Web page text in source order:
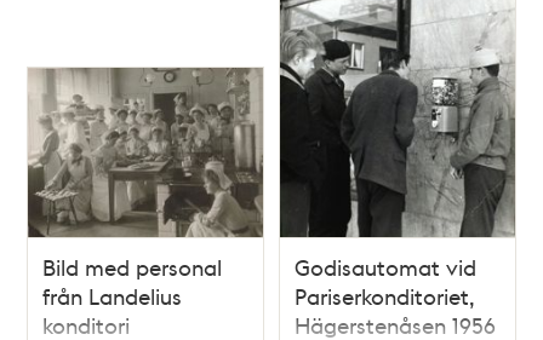
Bild med personal
från Landelius
konditori
Godisautomat vid
Pariserkonditoriet,
Hägerstenåsen 1956